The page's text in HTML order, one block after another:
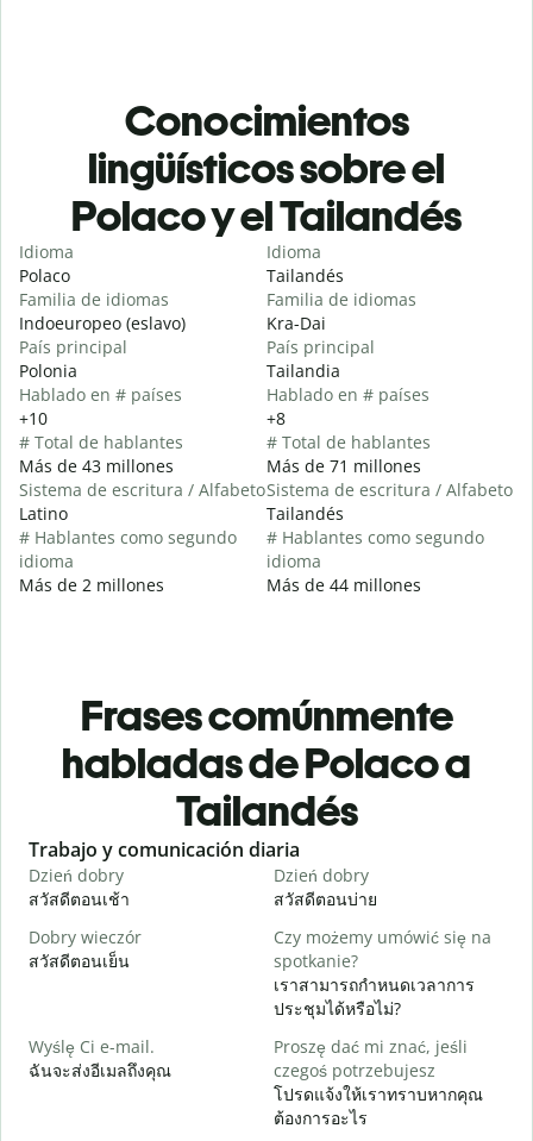
Conocimientos
lingüísticos sobre el
Polaco y el Tailandés
Idioma
Polaco
Familia de idiomas
Indoeuropeo (eslavo)
País principal
Polonia
Hablado en # países
+10
# Total de hablantes
Más de 43 millones
Sistema de escritura / Alfabeto
Latino
# Hablantes como segundo
idioma
Más de 2 millones
Idioma
Tailandés
Familia de idiomas
Kra-Dai
País principal
Tailandia
Hablado en # países
+8
# Total de hablantes
Más de 71 millones
Sistema de escritura / Alfabeto
Tailandés
# Hablantes como segundo
idioma
Más de 44 millones
Frases comúnmente
habladas de Polaco a
Tailandés
Slide 1 of 6
Trabajo y comunicación diaria
Dzień dobry
สวัสดีตอนเช้า
Dzień dobry
สวัสดีตอนบ่าย
Dobry wieczór
สวัสดีตอนเย็น
Czy możemy umówić się na
spotkanie?
เราสามารถกำหนดเวลาการ
ประชุมได้หรือไม่?
Wyślę Ci e-mail.
ฉันจะส่งอีเมลถึงคุณ
Proszę dać mi znać, jeśli
czegoś potrzebujesz
โปรดแจ้งให้เราทราบหากคุณ
ต้องการอะไร